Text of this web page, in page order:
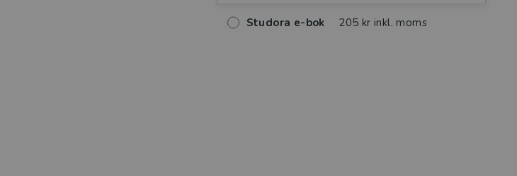
Studora e-bok 205 kr inkl. moms